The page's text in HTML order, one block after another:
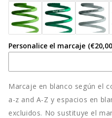
Personalice el marcaje
Marcaje en blanco según el
a-z and A-Z y espacios en
excluidos. No sustituye el